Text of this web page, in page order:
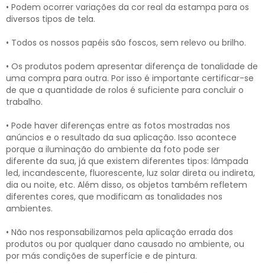
• Podem ocorrer variações da cor real da estampa para os
diversos tipos de tela.
• Todos os nossos papéis são foscos, sem relevo ou brilho.
• Os produtos podem apresentar diferença de tonalidade de
uma compra para outra. Por isso é importante certificar-se
de que a quantidade de rolos é suficiente para concluir o
trabalho.
• Pode haver diferenças entre as fotos mostradas nos
anúncios e o resultado da sua aplicação. Isso acontece
porque a iluminação do ambiente da foto pode ser
diferente da sua, já que existem diferentes tipos: lâmpada
led, incandescente, fluorescente, luz solar direta ou indireta,
dia ou noite, etc. Além disso, os objetos também refletem
diferentes cores, que modificam as tonalidades nos
ambientes.
• Não nos responsabilizamos pela aplicação errada dos
produtos ou por qualquer dano causado no ambiente, ou
por más condições de superfície e de pintura.